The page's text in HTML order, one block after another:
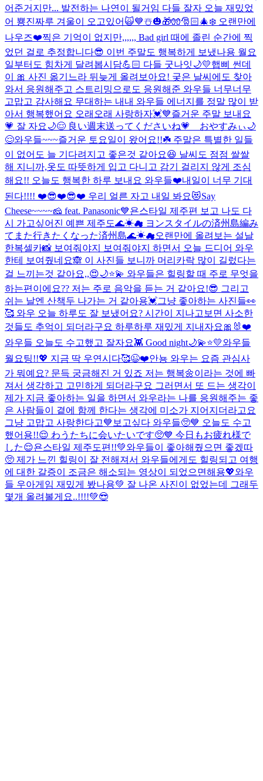
어준거지만... 발전하는 나연이 될거임 다들 잘자 오늘 재밌었
어 뿅진짜루 겨울이 오고있어🙀💙☃️🎃🎁🧤🎅🏻🎄❄️ 오랜만에
나우즈❤️찍은 기억이 없지만,,,,,, Bad girl 때에 졸린 순간에 찍
었던 걸로 추정합니다😎 이번 주말도 행복하게 보냈나용 월요
일부터도 힘차게 달려봅시담💪🏻 다들 굿나잇🌙💛햅삐 썬데
이 🎀 사진 옮기느라 뒤늦게 올려보아요! 궂은 날씨에도 찾아
와서 응원해주고 스트리밍으로도 응원해준 와우들 너무너무
고맙고 감사해요 무대하는 내내 와우들 에너지를 정말 많이 받
아서 행복했어요 오래오래 사랑하자💓💙즐거운 주말 보내요
💗 잘 자요🌙😌 良い週末送ってくださいね💗 おやすみぃ🌙
😌와우들~~~즐거운 토요일이 왔어요!!☘️ 주말은 특별한 일들
이 없어도 늘 기다려지고 좋은것 같아요😆 날씨도 점점 쌀쌀
해 지니까,옷도 따뜻하게 입고 다니고 감기 걸리지 않게 조심
해요!! 오늘도 행복한 하루 보내요 와우들❤️내일이 너무 기대
된다!!!! ❤️😎❤️😎❤️ 우리 얼른 자고 내일 봐요😻Say
Cheese~~~~🧀 feat. Panasonic💙욘스타일 제주편 보고 나도 다
시 가고싶어진 예쁜 제주도🌊☀︎☁︎ ヨンスタイルの済州島編み
てまた行きたくなった済州島🌊☀︎☁︎오랜만에 올려보는 설날
한복셀카📸 보여줘야지 보여줘야지 하면서 오늘 드디어 와우
한테 보여줬네요🙈 이 사진들 보니까 머리카락 많이 길렀다는
걸 느끼는것 같아요,,😍🌙⭐️💫 와우들은 힐링할 때 주로 무엇을
하는편이에요?? 저는 주로 음악을 듣는 거 같아요!😎 그리고
쉬는 날엔 산책두 나가는 거 같아용💓그냥 좋아하는 사진들👀
🥰 와우 오늘 하루도 잘 보냈어요? 시간이 지나고보면 사소한
것들도 추억이 되더라구요 하루하루 재밌게 지내자요🎀🐰❤️
와우들 오늘도 수고했고 잘자요👾 Good night🌙💫⭐️💛와우들
월요팅!!💖 지금 딱 우연시다🥰😉❤️안뇽 와우는 요즘 관심사
가 뭐예요? 문득 궁금해진 거 있죠 저는 행복🌼이라는 것에 빠
져서 생각하고 고민하게 되더라구요 그러면서 또 드는 생각이
제가 지금 좋아하는 일을 하면서 와우라는 나를 응원해주는 좋
은 사람들이 곁에 함께 한다는 생각에 미소가 지어지더라고요
그냥 고맙고 사랑한다고💙 보고싶다 와우들🥺💙 오늘도 수고
했어용!!😌 わうたちに会いたいです🥺💙 今日もお疲れ様で
した😌욘스타일 제주도편!!💚와우들이 좋아해줬으면 좋겠따
🥺 제가 느낀 힐링이 잘 전해져서 와우들에게도 힐링되고 여행
에 대한 갈증이 조금은 해소되는 영상이 되었으면해용💖와우
들 우아게임 재밌게 봤나용💚 잘 나온 사진이 없었는데 그래두
몇개 올려볼게요..!!!!💚😎